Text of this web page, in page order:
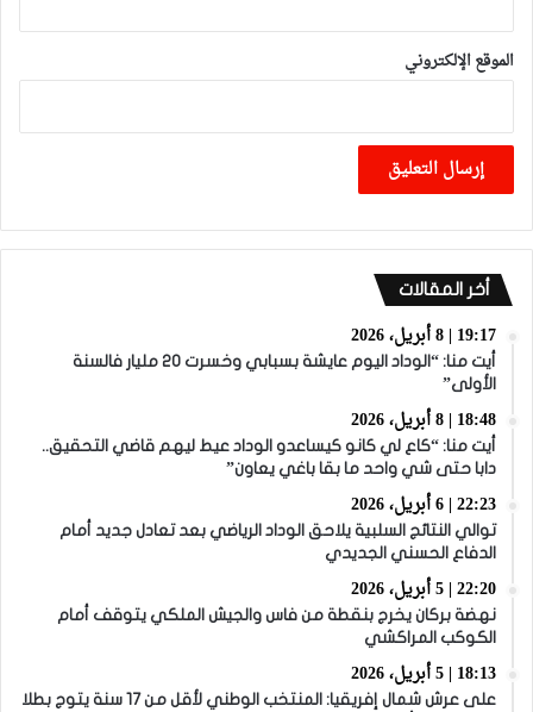
الموقع الإلكتروني
أخر المقالات
19:17 | 8 أبريل، 2026
أيت منا: “الوداد اليوم عايشة بسبابي وخسرت 20 مليار فالسنة
الأولى”
18:48 | 8 أبريل، 2026
أيت منا: “كاع لي كانو كيساعدو الوداد عيط ليهم قاضي التحقيق..
دابا حتى شي واحد ما بقا باغي يعاون”
22:23 | 6 أبريل، 2026
توالي النتائج السلبية يلاحق الوداد الرياضي بعد تعادل جديد أمام
الدفاع الحسني الجديدي
22:20 | 5 أبريل، 2026
نهضة بركان يخرج بنقطة من فاس والجيش الملكي يتوقف أمام
الكوكب المراكشي
18:13 | 5 أبريل، 2026
على عرش شمال إفريقيا: المنتخب الوطني لأقل من 17 سنة يتوج بطلا